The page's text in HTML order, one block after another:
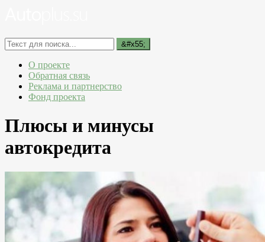
О проекте
Обратная связь
Реклама и партнерство
Фонд проекта
Плюсы и минусы
автокредита